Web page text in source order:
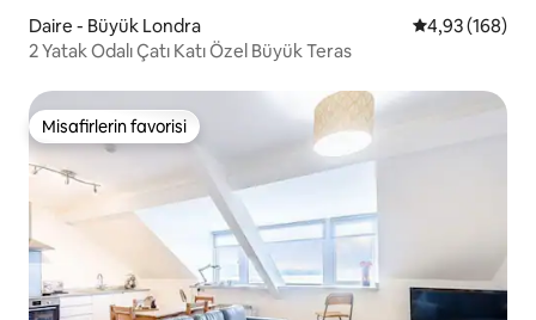
Daire - Büyük Londra 5 üzerinden
4,93 (168)
2 Yatak Odalı Çatı Katı Özel Büyük Teras
Misafirlerin favorisi
Misafirlerin favorisi